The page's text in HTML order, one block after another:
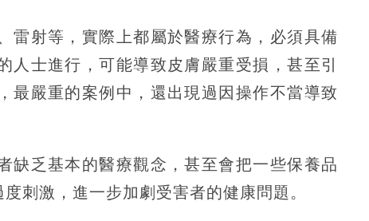
雷射等，實際上都屬於醫療行為，必須具備
士進行，可能導致皮膚嚴重受損，甚至引
最嚴重的案例中，還出現過因操作不當導致
缺乏基本的醫療觀念，甚至會把一些保養品
刺激，進一步加劇受害者的健康問題。